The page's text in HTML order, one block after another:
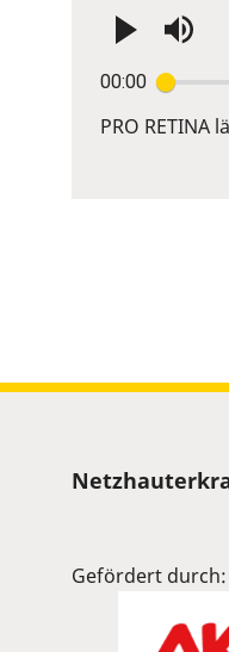
00:00
Enter
or
PRO
Sitemap
Gefördert durch: